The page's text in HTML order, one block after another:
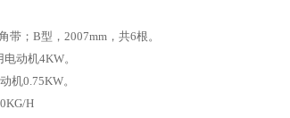
；B型，2007mm，共6根。
动机4KW。
机0.75KW。
H